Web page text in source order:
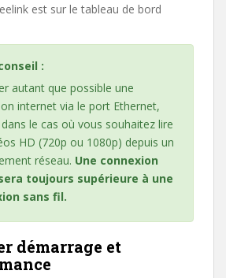
est sur le tableau de bord
:
autant que possible une
internet via le port Ethernet,
le cas où vous souhaitez lire
HD (720p ou 1080p) depuis un
réseau. Une connexion
toujours supérieure à une
sans fil.
démarrage et